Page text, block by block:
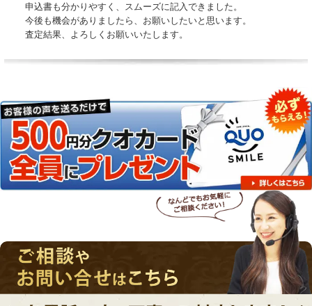
申込書も分かりやすく、スムーズに記入できました。
今後も機会がありましたら、お願いしたいと思います。
査定結果、よろしくお願いいたします。